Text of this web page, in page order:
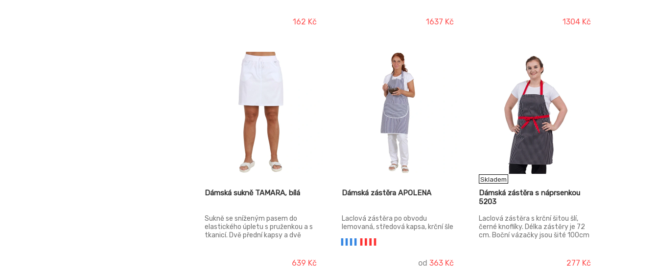
162 Kč
jištěná zápinkou s knoflíkem. Délka
1637 Kč 1304 Kč
Dámská sukně TAMARA, bílá
Sukně se sníženým pasem do
elastického úpletu s pruženkou a s
tkanicí. Dvě přední kapsy a dvě
639 Kč
Dámská zástěra APOLENA
Laclová zástěra po obvodu
lemovaná, středová kapsa, krční šle
od 363 Kč
Skladem
Dámská zástěra s náprsenkou
5203
Laclová zástěra s krční šitou šlí,
černé knoflíky. Délka zástěry je 72
cm. Boční vázačky jsou šité 100cm
277 Kč